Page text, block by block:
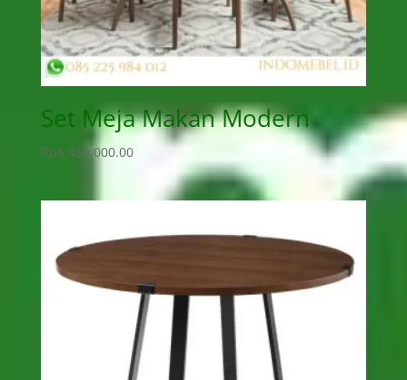
Set Meja Makan Modern
Rp5,450,000.00